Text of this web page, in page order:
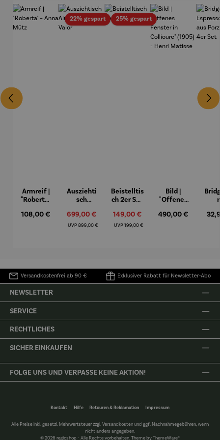
Armreif |
"Roberta"
Mütz
Regulärer Preis:
108,00 €
22% gespartRabatt
Ausziehti
sch
m – Valor
Verkaufspreis:
699,00 €
UVP Regulärer Preis:
899,00 €
25% gespartRabatt
Beistelltis
ch 2er Set
Verkaufspreis:
149,00 €
UVPRegulärer Preis:
199,00 €
Bild |
"Offenes
Collioure"
Regulärer Preis:
490,00 €
Versandkostenfrei ab 90 € Exklusiver Rabatt für Newsletter-Abo
NEWSLETTER
SERVICE
RECHTLICHES
SICHER EINKAUFEN
FOLGE UNS UND VERPASSE KEINE AKTION!
Kontakt Hilfe Retouren & Reklamation Impressum
Alle Preise inkl. gesetzl. Mehrwertsteuer zzgl. Versandkostenund ggf. Nachnahmegebühren, wenn
nicht anders angegeben.
© 2026 regioshop - Alle Rechte vorbehalten. Theme byThemeWare®